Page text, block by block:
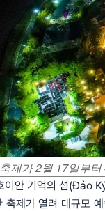
제가 2월 17일부터
이안 기억의 섬(Đảo
축제가 열려 대규모